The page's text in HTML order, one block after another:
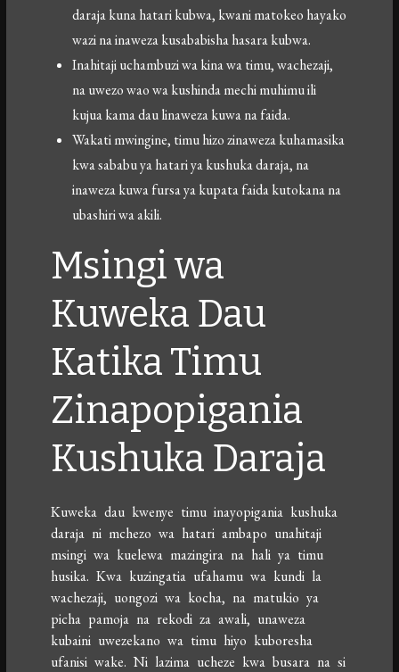
daraja kuna hatari kubwa, kwani matokeo hayako
wazi na inaweza kusababisha hasara kubwa.
Inahitaji uchambuzi wa kina wa timu, wachezaji,
na uwezo wao wa kushinda mechi muhimu ili
kujua kama dau linaweza kuwa na faida.
Wakati mwingine, timu hizo zinaweza kuhamasika
kwa sababu ya hatari ya kushuka daraja, na
inaweza kuwa fursa ya kupata faida kutokana na
ubashiri wa akili.
Msingi wa
Kuweka Dau
Katika Timu
Zinapopigania
Kushuka Daraja
Kuweka dau kwenye timu inayopigania kushuka
daraja ni mchezo wa hatari ambapo unahitaji
msingi wa kuelewa mazingira na hali ya timu
husika. Kwa kuzingatia ufahamu wa kundi la
wachezaji, uongozi wa kocha, na matukio ya
picha pamoja na rekodi za awali, unaweza
kubaini uwezekano wa timu hiyo kuboresha
ufanisi wake. Ni lazima ucheze kwa busara na si